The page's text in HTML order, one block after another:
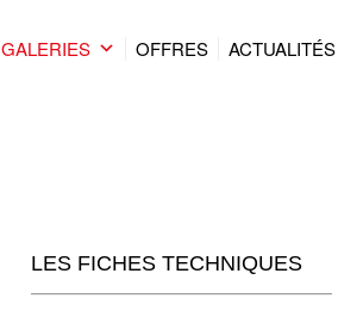
GALERIES OFFRES ACTUALITÉS
LES FICHES TECHNIQUES